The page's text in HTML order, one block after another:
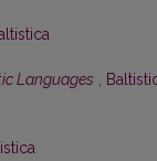
Languages ,